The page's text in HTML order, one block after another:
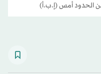
من الحدود أمس (إ.ب.أ)